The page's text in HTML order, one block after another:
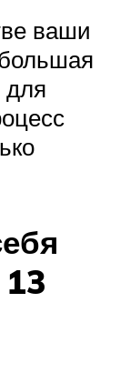
ваши
для